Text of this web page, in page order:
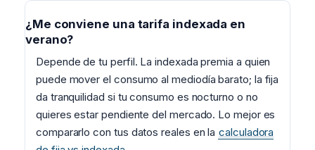
¿Me conviene una tarifa indexada en
verano?
Depende de tu perfil. La indexada premia a quien
puede mover el consumo al mediodía barato; la fija
da tranquilidad si tu consumo es nocturno o no
quieres estar pendiente del mercado. Lo mejor es
compararlo con tus datos reales en la calculadora